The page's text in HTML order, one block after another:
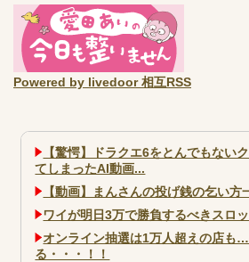
Powered by livedoor 相互RSS
【驚愕】ドラクエ6をとんでもない
てしまったAI動画...
【動画】まんさんの投げ銭の乞い方
ワイが明日3万で勝負するべきスロ
オンライン抽選は1万人超えの店も
る・・・！！